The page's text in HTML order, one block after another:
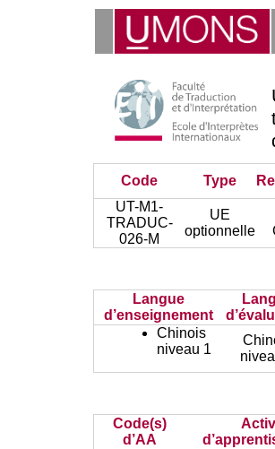
Code Type
UT-M1-
TRADUC-
026-M
UE
optionnelle
Langue
d’enseignement
Chinois
niveau 1
Code(s)
d’AA